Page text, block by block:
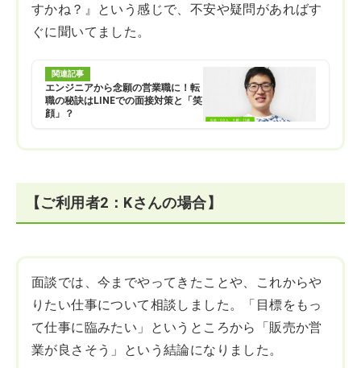
すかね？』という感じで、不安や疑問があればす
ぐに聞いてました。
関連記事
エンジニアから念願の営業職に！転
職の秘訣はLINEでの面接対策と「笑
顔」？
【ご利用者2：Kさんの場合】
面談では、今までやってきたことや、これからや
りたい仕事について相談しました。「目標をもっ
て仕事に臨みたい」というところから「販売か営
業が良さそう」という結論になりました。